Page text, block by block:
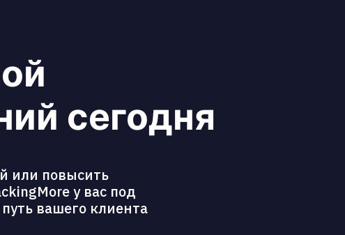
сегодня
или повысить
у вас под
вашего клиента